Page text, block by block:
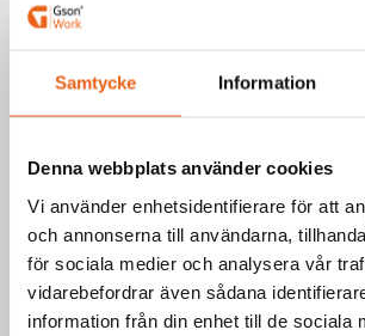
Samtycke Information
Denna webbplats använder cookies
Vi använder enhetsidentifierare för att
och annonserna till användarna,
för sociala medier och analysera vår
vidarebefordrar även sådana
information från din enhet till de sociala
Välj produkt
Teknisk information